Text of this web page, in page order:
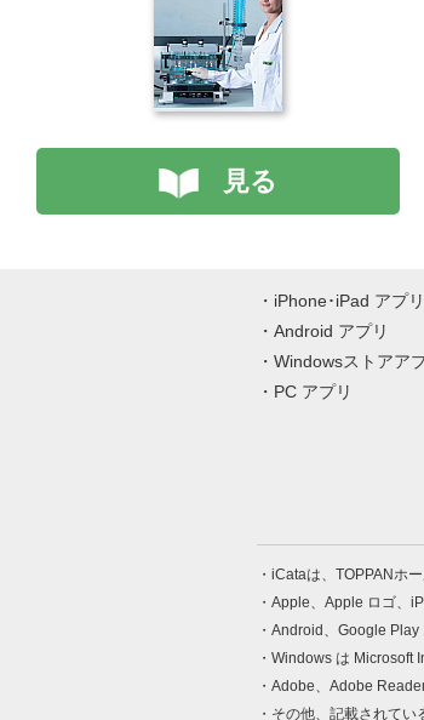
見る
iPhone･iPad アプリ
Android アプリ
Windowsストアア
PC アプリ
iCataは、TOPPANホ
Apple、Apple ロゴ、
Android、Google Play
Windows は Microsoft
Adobe、Adobe
その他、記載されてい